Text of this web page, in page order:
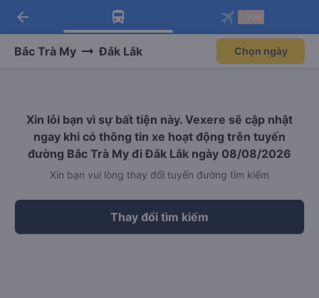
Tải app Vexere ngay!
Nhận ưu đãi thành viên độc
Mở app
Tải app Vexere
-30k/ghế khi đặt vé máy bay qua
Mở app
arrow_back
Bắc Trà My Đắk Lắk Chọn ngày
Xin lỗi bạn vì sự bất tiện này. Vexere sẽ cập nhật
ngay khi có thông tin xe hoạt động trên tuyến
đường Bắc Trà My đi Đắk Lắk ngày 08/08/2026
Xin bạn vui lòng thay đổi tuyến đường tìm kiếm
Thay đổi tìm kiếm